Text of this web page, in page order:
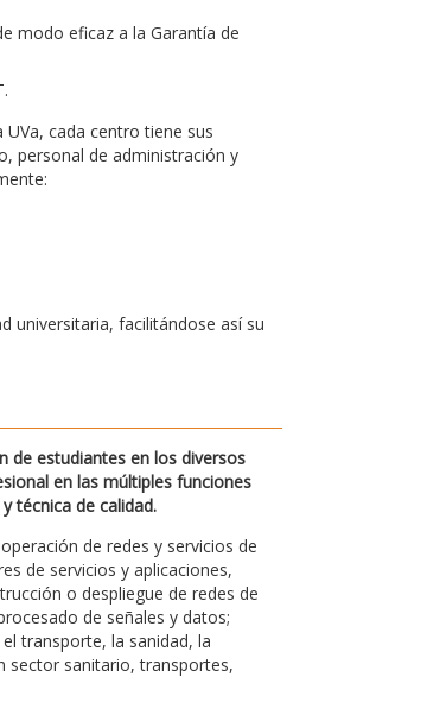
modo eficaz a la Garantía de
cada centro tiene sus
personal de administración y
universitaria, facilitándose así su
de estudiantes en los diversos
en las múltiples funciones
técnica de calidad.
de redes y servicios de
de servicios y aplicaciones,
o despliegue de redes de
de señales y datos;
transporte, la sanidad, la
sector sanitario, transportes,